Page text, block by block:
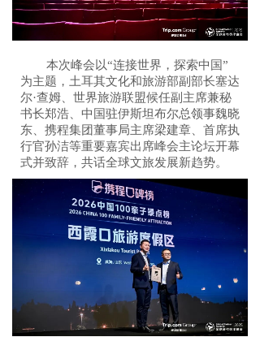
本次峰会以“连接世界，探索中国”
为主题，土耳其文化和旅游部副部长塞达
尔·查姆、世界旅游联盟候任副主席兼秘
书长郑浩、中国驻伊斯坦布尔总领事魏晓
东、携程集团董事局主席梁建章、首席执
行官孙洁等重要嘉宾出席峰会主论坛开幕
式并致辞，共话全球文旅发展新趋势。